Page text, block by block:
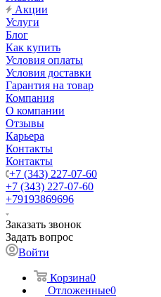
Акции
Услуги
Блог
Как купить
Условия оплаты
Условия доставки
Гарантия на товар
Компания
О компании
Отзывы
Карьера
Контакты
Контакты
+7 (343) 227-07-60
+7 (343) 227-07-60
+79193869696
Заказать звонок
Задать вопрос
Войти
Корзина0
Отложенные0